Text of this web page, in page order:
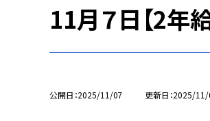
11月７日【2年
公開日 2025/11/07 更新日 2025/11/